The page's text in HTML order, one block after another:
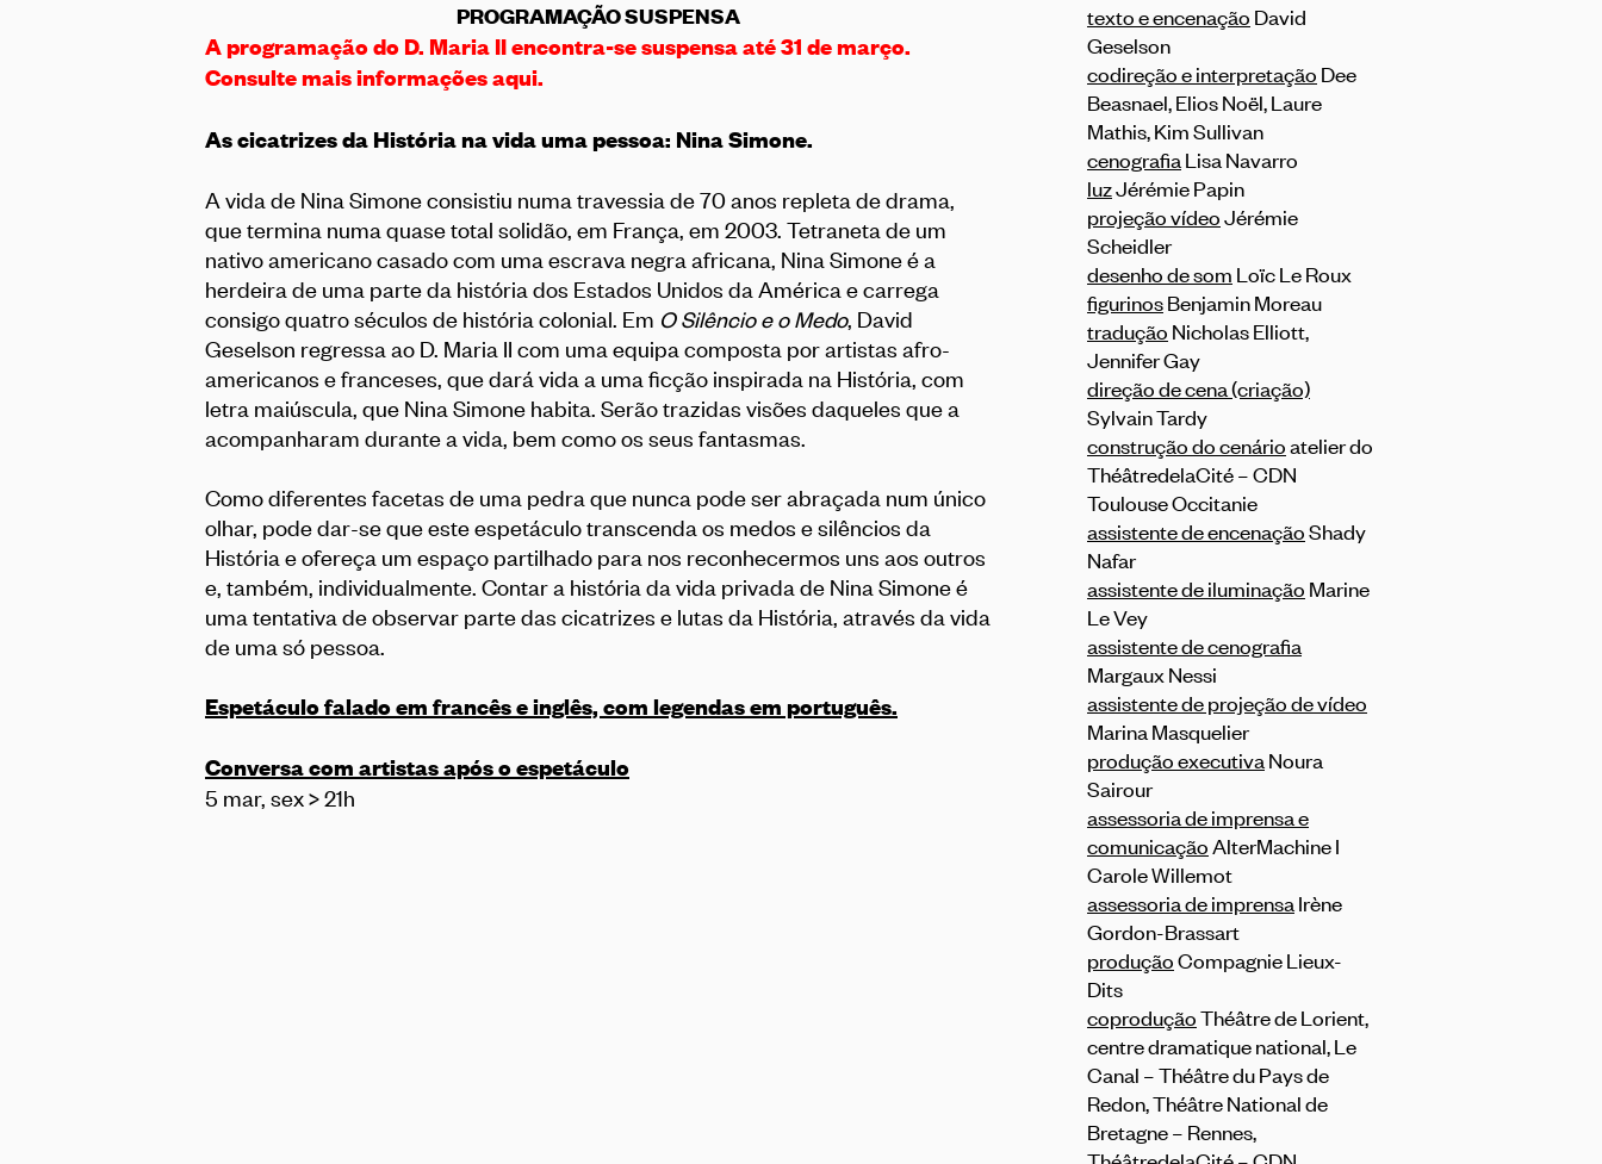
PROGRAMAÇÃO SUSPENSA texto e encenação David
Geselson
codireção e interpretação Dee
Beasnael, Elios Noël, Laure
Mathis, Kim Sullivan
cenografia Lisa Navarro
luzJérémie Papin
projeção vídeoJérémie
Scheidler
desenho de som Loïc Le Roux
figurinosBenjamin Moreau
tradução Nicholas Elliott,
Jennifer Gay
direção de cena (criação)
Sylvain Tardy
construção do cenárioatelier do
ThéâtredelaCité – CDN
Toulouse Occitanie
assistente de encenaçãoShady
Nafar
assistente de iluminação Marine
Le Vey
assistente de cenografia
Margaux Nessi
assistente de projeção de vídeo
Marina Masquelier
produção executiva Noura
Sairour
assessoria de imprensa e
comunicaçãoAlterMachine I
Carole Willemot
assessoria de imprensa Irène
Gordon-Brassart
produçãoCompagnie Lieux-
Dits
coproduçãoThéâtre de Lorient,
centre dramatique national, Le
Canal – Théâtre du Pays de
Redon, Théâtre National de
Bretagne – Rennes,
A programação do D. Maria II encontra-se suspensa até 31 de março.
Consulte mais informaçõesaqui.
As cicatrizes da História na vida uma pessoa: Nina Simone.
A vida de Nina Simone consistiu numa travessia de 70 anos repleta de drama,
que termina numa quase total solidão, em França, em 2003. Tetraneta de um
nativo americano casado com uma escrava negra africana, Nina Simone é a
herdeira de uma parte da história dos Estados Unidos da América e carrega
consigo quatro séculos de história colonial. Em O Silêncio e o Medo, David
Geselson regressa ao D. Maria II com uma equipa composta por artistas afro-
americanos e franceses, que dará vida a uma ficção inspirada na História, com
letra maiúscula, que Nina Simone habita. Serão trazidas visões daqueles que a
acompanharam durante a vida, bem como os seus fantasmas.
Como diferentes facetas de uma pedra que nunca pode ser abraçada num único
olhar, pode dar-se que este espetáculo transcenda os medos e silêncios da
História e ofereça um espaço partilhado para nos reconhecermos uns aos outros
e, também, individualmente. Contar a história da vida privada de Nina Simone é
uma tentativa de observar parte das cicatrizes e lutas da História, através da vida
de uma só pessoa.
Espetáculo falado em francês e inglês, com legendas em português.
Conversa com artistas após o espetáculo
5 mar, sex > 21h